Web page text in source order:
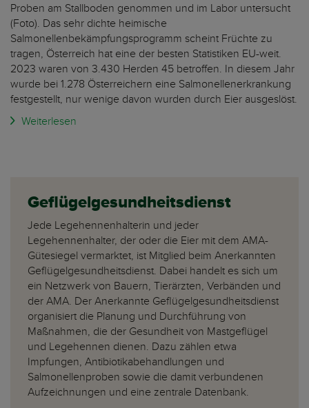
Proben am Stallboden genommen und im Labor untersucht
(Foto). Das sehr dichte heimische
Salmonellenbekämpfungsprogramm scheint Früchte zu
tragen, Österreich hat eine der besten Statistiken EU-weit.
2023 waren von 3.430 Herden 45 betroffen. In diesem Jahr
wurde bei 1.278 Österreichern eine Salmonellenerkrankung
festgestellt, nur wenige davon wurden durch Eier ausgeslöst.
Weiterlesen
Geflügelgesundheitsdienst
Jede Legehennenhalterin und jeder
Legehennenhalter, der oder die Eier mit dem AMA-
Gütesiegel vermarktet, ist Mitglied beim Anerkannten
Geflügelgesundheitsdienst. Dabei handelt es sich um
ein Netzwerk von Bauern, Tierärzten, Verbänden und
der AMA. Der Anerkannte Geflügelgesundheitsdienst
organisiert die Planung und Durchführung von
Maßnahmen, die der Gesundheit von Mastgeflügel
und Legehennen dienen. Dazu zählen etwa
Impfungen, Antibiotikabehandlungen und
Salmonellenproben sowie die damit verbundenen
Aufzeichnungen und eine zentrale Datenbank.